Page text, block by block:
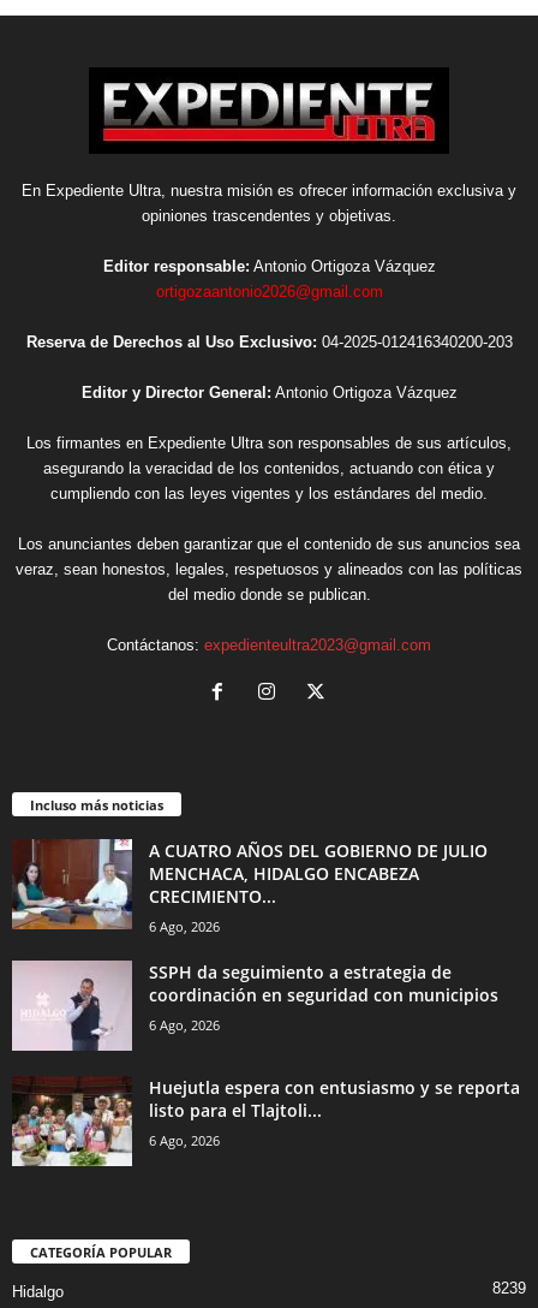
En Expediente Ultra, nuestra misión es ofrecer información exclusiva y
opiniones trascendentes y objetivas.
Editor responsable: Antonio Ortigoza Vázquez
ortigozaantonio2026@gmail.com
Reserva de Derechos al Uso Exclusivo: 04-2025-012416340200-203
Editor y Director General: Antonio Ortigoza Vázquez
Los firmantes en Expediente Ultra son responsables de sus artículos,
asegurando la veracidad de los contenidos, actuando con ética y
cumpliendo con las leyes vigentes y los estándares del medio.
Los anunciantes deben garantizar que el contenido de sus anuncios sea
veraz, sean honestos, legales, respetuosos y alineados con las políticas
del medio donde se publican.
Contáctanos: expedienteultra2023@gmail.com
Incluso más noticias
A CUATRO AÑOS DEL GOBIERNO DE JULIO
MENCHACA, HIDALGO ENCABEZA
CRECIMIENTO...
6 Ago, 2026
SSPH da seguimiento a estrategia de
coordinación en seguridad con municipios
6 Ago, 2026
Huejutla espera con entusiasmo y se reporta
listo para el Tlajtoli...
6 Ago, 2026
CATEGORÍA POPULAR
Hidalgo 8239